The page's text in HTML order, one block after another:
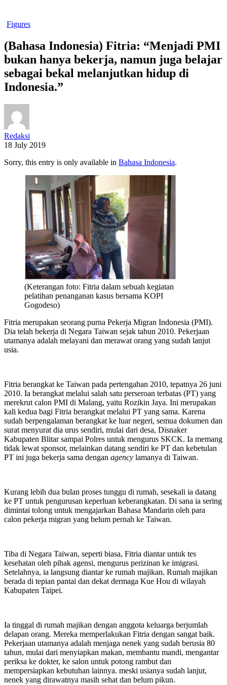
Figures
(Bahasa Indonesia) Fitria: “Menjadi PMI
bukan hanya bekerja, namun juga belajar
sebagai bekal melanjutkan hidup di
Indonesia.”
Redaksi
18 July 2019
Sorry, this entry is only available in Bahasa Indonesia.
(Keterangan foto: Fitria dalam sebuah kegiatan
pelatihan penanganan kasus bersama KOPI
Gogodeso)
Fitria merupakan seorang purna Pekerja Migran Indonesia (PMI).
Dia telah bekerja di Negara Taiwan sejak tahun 2010. Pekerjaan
utamanya adalah melayani dan merawat orang yang sudah lanjut
usia.
Fitria berangkat ke Taiwan pada pertengahan 2010, tepatnya 26 juni
2010. Ia berangkat melalui salah satu perseroan terbatas (PT) yang
merekrut calon PMI di Malang, yaitu Rozikin Jaya. Ini merupakan
kali kedua bagi Fitria berangkat melalui PT yang sama. Karena
sudah berpengalaman berangkat ke luar negeri, semua dokumen dan
surat menyurat dia urus sendiri, mulai dari desa, Disnaker
Kabupaten Blitar sampai Polres untuk mengurus SKCK. Ia memang
tidak lewat sponsor, melainkan datang sendiri ke PT dan kebetulan
PT ini juga bekerja sama dengan agency lamanya di Taiwan.
Kurang lebih dua bulan proses tunggu di rumah, sesekali ia datang
ke PT untuk pengurusan keperluan keberangkatan. Di sana ia sering
dimintai tolong untuk mengajarkan Bahasa Mandarin oleh para
calon pekerja migran yang belum pernah ke Taiwan.
Tiba di Negara Taiwan, seperti biasa, Fitria diantar untuk tes
kesehatan oleh pihak agensi, mengurus perizinan ke imigrasi.
Setelahnya, ia langsung diantar ke rumah majikan. Rumah majikan
berada di tepian pantai dan dekat dermaga Kue Hou di wilayah
Kabupaten Taipei.
Ia tinggal di rumah majikan dengan anggota keluarga berjumlah
delapan orang. Mereka memperlakukan Fitria dengan sangat baik.
Pekerjaan utamanya adalah menjaga nenek yang sudah berusia 80
tahun, mulai dari menyiapkan makan, membantu mandi, mengantar
periksa ke dokter, ke salon untuk potong rambut dan
mempersiapkan kebutuhan lainnya. meski usianya sudah lanjut,
nenek yang dirawatnya masih sehat dan belum pikun.